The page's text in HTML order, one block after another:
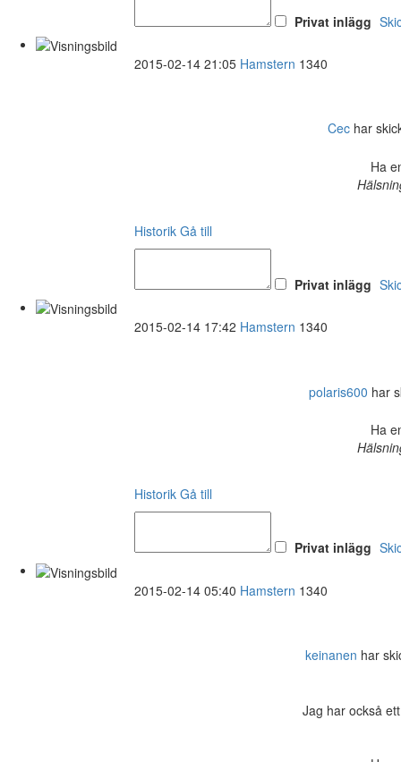
Privat inlägg
2015-02-14 21:05 Hamstern 1340
Cechar
Ha
Historik Gå till
Privat inlägg
2015-02-14 17:42 Hamstern 1340
polaris600 har
Ha
Historik Gå till
Privat inlägg
2015-02-14 05:40 Hamstern 1340
keinanen har
Jag har också